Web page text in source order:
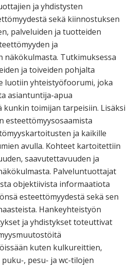
ja yhdistysten
sekä kiinnostuksen
palveluiden ja tuotteiden
ja
näkökulmasta. Tutkimuksessa
ja toiveiden pohjalta
luotiin yhteistyöfoorumi, joka
asiantuntija-apua
kunkin toimijan tarpeisiin. Lisäksi
esteettömyysosaamista
ja kaikille
avulla. Kohteet kartoitettiin
saavutettavuuden ja
Palveluntuottajat
objektiivista informaatiota
esteettömyydestä sekä sen
Hankeyhteistyön
ja yhdistykset toteuttivat
kuten kulkureittien,
, pesu- ja wc-tilojen